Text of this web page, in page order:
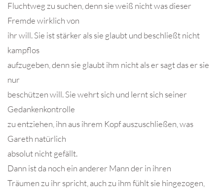
Fluchtweg zu suchen, denn sie weiß nicht was dieser
Fremde wirklich von
ihr will. Sie ist stärker als sie glaubt und beschließt nicht
kampflos
aufzugeben, denn sie glaubt ihm nicht als er sagt das er sie
nur
beschützen will. Sie wehrt sich und lernt sich seiner
Gedankenkontrolle
zu entziehen, ihn aus ihrem Kopf auszuschließen, was
Gareth natürlich
absolut nicht gefällt.
Dann ist da noch ein anderer Mann der in ihren
Träumen zu ihr spricht, auch zu ihm fühlt sie hingezogen,